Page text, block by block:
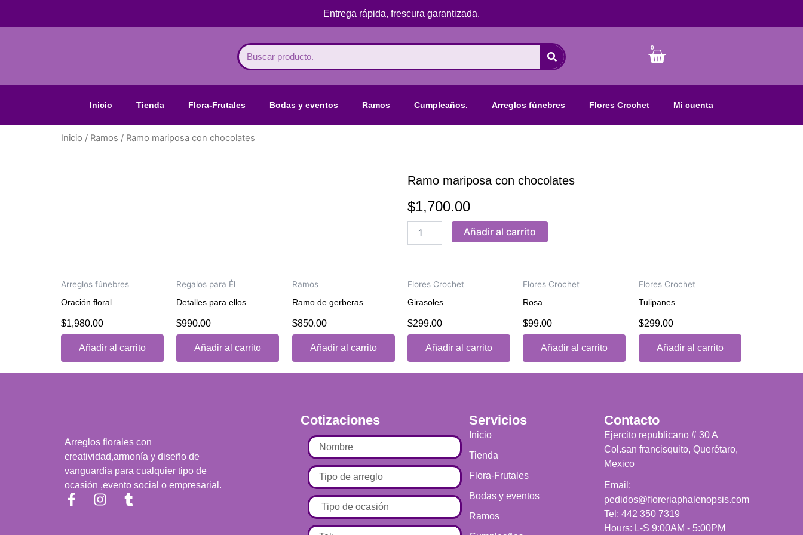
Entrega rápida, frescura garantizada.
Search 0
Cart
Inicio Tienda Flora-Frutales Bodas y eventos Ramos Cumpleaños. Arreglos fúnebres Flores Crochet Mi cuenta
Inicio / Ramos / Ramo mariposa con chocolates
Ramo mariposa con chocolates
$1,700.00
mariposa
Añadir al carrito
Arreglos fúnebres
Oración floral
Valorado
con
$1,980.00
Añadir al carrito
Regalos para Él
Detalles para ellos
Valorado
con
$990.00
Añadir al carrito
Ramos
Ramo de gerberas
Valorado
con
$850.00
Añadir al carrito
Flores Crochet
Girasoles
Valorado
con
$299.00
Añadir al carrito
Flores Crochet
Rosa
Valorado
con
$99.00
Añadir al carrito
Flores Crochet
Tulipanes
Valorado
con
$299.00
Añadir al carrito
Arreglos florales con
creatividad,armonía y diseño de
vanguardia para cualquier tipo de
ocasión ,evento social o empresarial.
F
I
T
Cotizaciones Servicios
Inicio
Tienda
Flora-Frutales
Bodas y eventos
Ramos
Contacto
Ejercito republicano # 30 A
Col.san francisquito, Querétaro,
Mexico
Email:
pedidos@floreriaphalenopsis.com
Tel: 442 350 7319
Hours: L-S 9:00AM - 5:00PM